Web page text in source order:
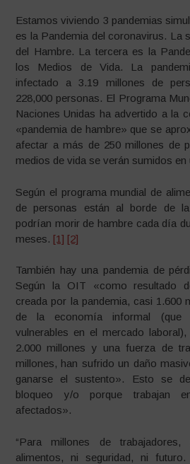
Estamos viviendo 3 pandemias
es la Pandemia del coronavirus. La
del Hambre. La tercera es la
los Medios de Vida. La
infectado a 3.19 millones de
228,000 personas. El Programa
Naciones Unidas ha advertido a la
«pandemia de hambre» que se
afectar a más de 250 millones de
medios de vida se verán sumidos en
Según el programa mundial de
de personas están al borde de
podrían morir de hambre cada día
meses. [1] [2]
También hay una pandemia de
Según la OIT «como resultado
creada por la pandemia, casi 1.600
de la economía informal (que
vulnerables en el mercado
2.000 millones y una fuerza de
millones, han sufrido un daño
ganarse el sustento». Esto se
bloqueo y/o porque trabajan
afectados».
“Para millones de
alimentos, ni seguridad, ni